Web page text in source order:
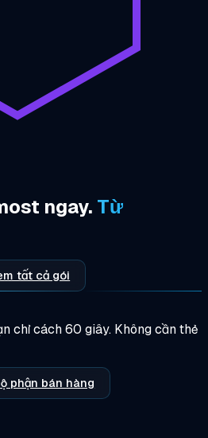
ngay. Từ
tất cả gói
chỉ cách 60 giây. Không cần thẻ
phận bán hàng